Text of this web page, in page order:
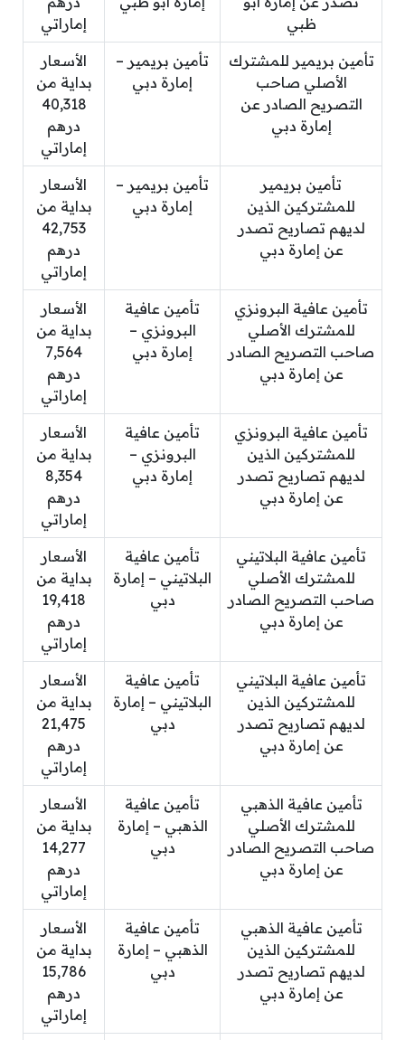
ظبي
إماراتي
تأمين بريمير للمشترك
الأصلي صاحب
التصريح الصادر عن
إمارة دبي
تأمين بريمير –
إمارة دبي
الأسعار
بداية من
40,318
درهم
إماراتي
تأمين بريمير
للمشتركين الذين
لديهم تصاريح تصدر
عن إمارة دبي
تأمين بريمير –
إمارة دبي
الأسعار
بداية من
42,753
درهم
إماراتي
تأمين عافية البرونزي
للمشترك الأصلي
صاحب التصريح الصادر
عن إمارة دبي
تأمين عافية
البرونزي –
إمارة دبي
الأسعار
بداية من
7,564
درهم
إماراتي
تأمين عافية البرونزي
للمشتركين الذين
لديهم تصاريح تصدر
عن إمارة دبي
تأمين عافية
البرونزي –
إمارة دبي
الأسعار
بداية من
8,354
درهم
إماراتي
تأمين عافية البلاتيني
للمشترك الأصلي
صاحب التصريح الصادر
عن إمارة دبي
تأمين عافية
البلاتيني – إمارة
دبي
الأسعار
بداية من
19,418
درهم
إماراتي
تأمين عافية البلاتيني
للمشتركين الذين
لديهم تصاريح تصدر
عن إمارة دبي
تأمين عافية
البلاتيني – إمارة
دبي
الأسعار
بداية من
21,475
درهم
إماراتي
تأمين عافية الذهبي
للمشترك الأصلي
صاحب التصريح الصادر
عن إمارة دبي
تأمين عافية
الذهبي – إمارة
دبي
الأسعار
بداية من
14,277
درهم
إماراتي
تأمين عافية الذهبي
للمشتركين الذين
لديهم تصاريح تصدر
عن إمارة دبي
تأمين عافية
الذهبي – إمارة
دبي
الأسعار
بداية من
15,786
درهم
إماراتي